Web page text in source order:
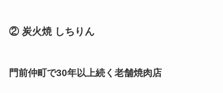
② 炭火焼 しちりん
門前仲町で30年以上続く老舗焼肉店